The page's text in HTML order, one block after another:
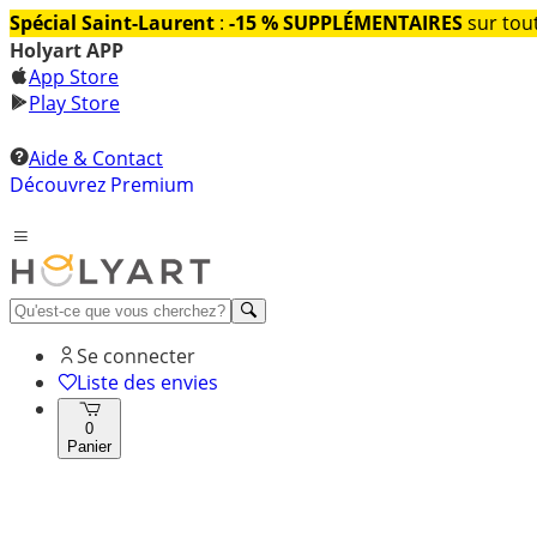
Spécial Saint-Laurent : -15 % SUPPLÉMENTAIRESsur
Holyart APP
App Store
Play Store
Aide & Contact
Découvrez Premium
Se connecter
Liste des envies
0
Panier